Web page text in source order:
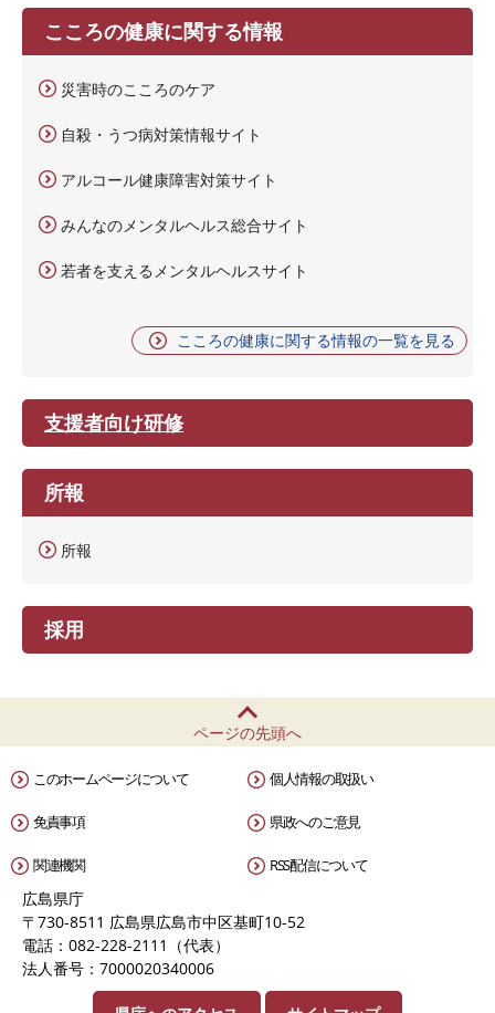
こころの健康に関する情報
災害時のこころのケア
自殺・うつ病対策情報サイト
アルコール健康障害対策サイト
みんなのメンタルヘルス総合サイト
若者を支えるメンタルヘルスサイト
こころの健康に関する情報の一覧を見る
支援者向け研修
所報
所報
採用
ページの先頭へ
このホームページについて 個人情報の取扱い
免責事項 県政へのご意見
関連機関 RSS配信について
広島県庁
〒730-8511 広島県広島市中区基町10-52
電話：082-228-2111（代表）
法人番号：7000020340006